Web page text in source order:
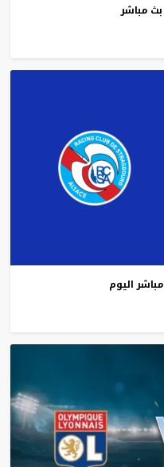
بث مباشر
مباشر اليوم